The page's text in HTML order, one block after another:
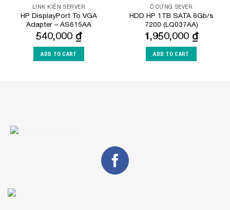
LINK KIỆN SERVER
HP DisplayPort To VGA
Adapter – AS615AA
540,000 ₫
ADD TO CART
Ổ CỨNG SEVER
HDD HP 1TB SATA 6Gb/s
7200 (LQ037AA)
1,950,000 ₫
ADD TO CART